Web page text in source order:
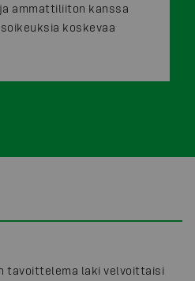
ammattiliiton kanssa
koskevaa
tavoittelema laki velvoittaisi